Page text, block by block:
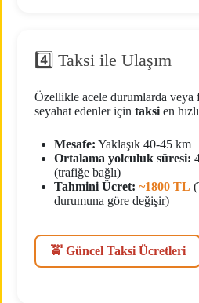
4️⃣ Taksi ile Ulaşım
Özellikle acele durumlarda veya
seyahat edenler için taksi en
Mesafe: Yaklaşık 40-45 km
Ortalama yolculuk süresi:
(trafiğe bağlı)
Tahmini Ücret: ~1800 TL
durumuna göre değişir)
🚖 Güncel Taksi Ücretleri